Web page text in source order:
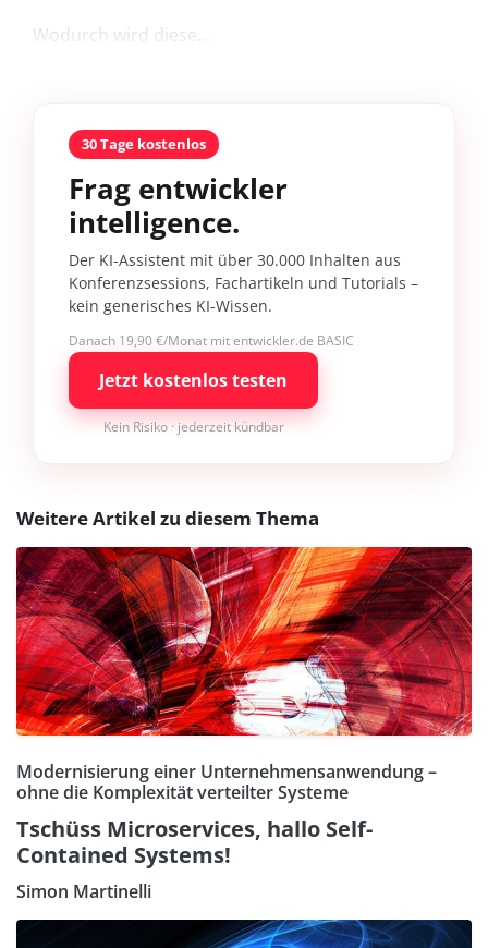
Wodurch wird diese...
30 Tage kostenlos
Frag entwickler
intelligence.
Der KI-Assistent mit über 30.000 Inhalten aus
Konferenzsessions, Fachartikeln und Tutorials –
kein generisches KI-Wissen.
Danach 19,90 €/Monat mit entwickler.de BASIC
Jetzt kostenlos testen
Kein Risiko · jederzeit kündbar
Weitere Artikel zu diesem Thema
Modernisierung einer Unternehmensanwendung –
ohne die Komplexität verteilter Systeme
Tschüss Microservices, hallo Self-
Contained Systems!
Simon Martinelli